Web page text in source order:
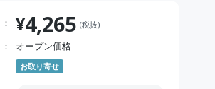
¥4,265 (税抜)
オープン価格
お取り寄せ